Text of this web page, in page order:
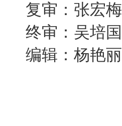
复审：张宏梅
终审：吴培国
编辑：杨艳丽